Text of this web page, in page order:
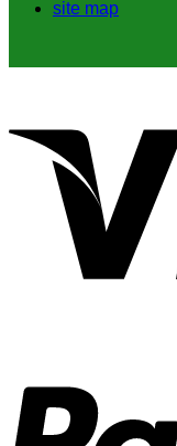
site map